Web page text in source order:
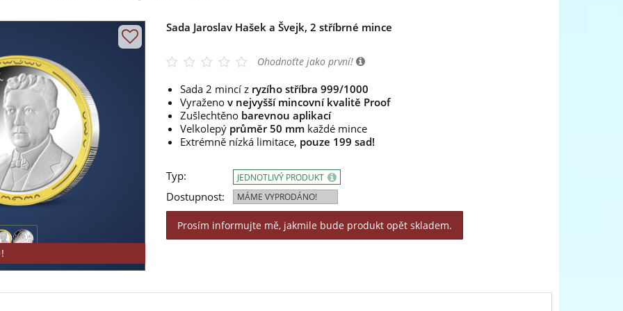
Sada Jaroslav Hašek a Švejk, 2 stříbrné mince
Ohodnoťte jako první!
Sada 2 mincí z ryzího stříbra 999/1000
Vyraženo v nejvyšší mincovní kvalitě Proof
Zušlechtěno barevnou aplikací
Velkolepý průměr 50 mm každé mince
Extrémně nízká limitace, pouze 199 sad!
Typ:
Dostupnost:
JEDNOTLIVÝ PRODUKT
MÁME VYPRODÁNO!
Prosím informujte mě, jakmile bude produkt opět skladem.